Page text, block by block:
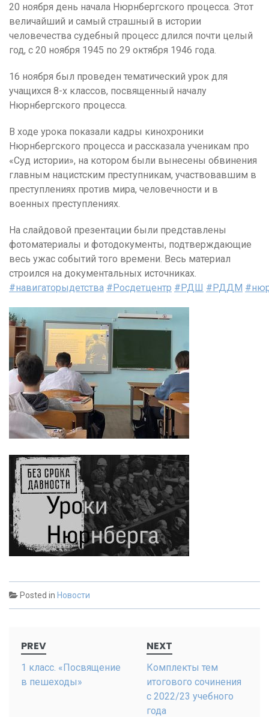
20 ноября день начала Нюрнбергского процесса. Этот
величайший и самый страшный в истории
человечества судебный процесс длился почти целый
год, с 20 ноября 1945 по 29 октября 1946 года.
16 ноября был проведен тематический урок для
учащихся 8-х классов, посвященный началу
Нюрнбергского процесса.
В ходе урока показали кадры кинохроники
Нюрнбергского процесса и рассказала ученикам про
«Суд истории», на котором были вынесены обвинения
главным нацистским преступникам, участвовавшим в
преступлениях против мира, человечности и в
военных преступлениях.
На слайдовой презентации были представлены
фотоматериалы и фотодокументы, подтверждающие
весь ужас событий того времени. Весь материал
строился на документальных источниках.
#навигаторыдетства #Росдетцентр #РДШ #РДДМ
Posted in Новости
navigation
PREV
1 класс. «Посвящение
в пешеходы»
NEXT
Комплекты тем
итогового сочинения
с 2022/23 учебного
года